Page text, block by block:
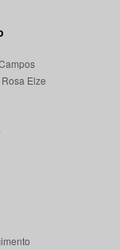
Elze